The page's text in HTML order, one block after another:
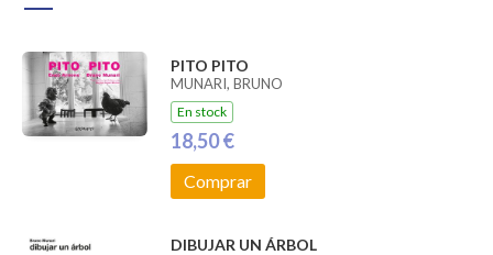
PITO PITO
MUNARI, BRUNO
En stock
18,50 €
Comprar
DIBUJAR UN ÁRBOL